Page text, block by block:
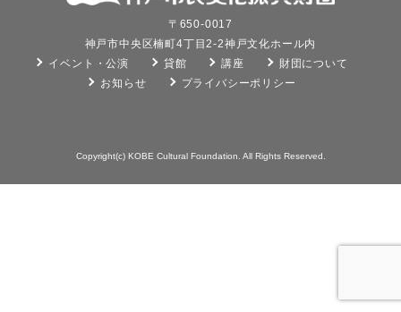
〒650-0017
神戸市中央区楠町4丁目2-2神戸文化ホール内
イベント・公演
貸館 講座
財団について
お知らせ
プライバシーポリシー
Copyright(c) KOBE Cultural Foundation. All Rights Reserved.